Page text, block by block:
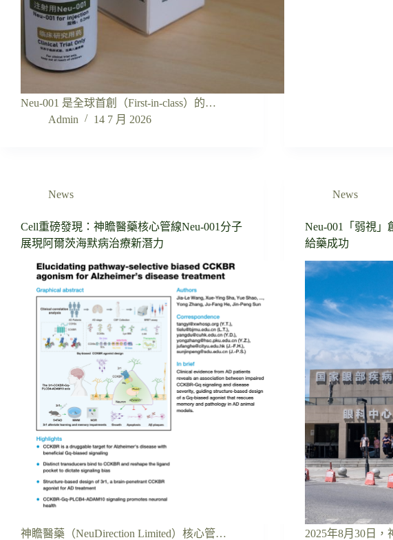
Neu-001 是全球首創（First-in-class）的…
Admin
14 7 月 2026
News
Cell重磅發現：神瞻醫藥核心管線Neu-001分子
展現阿爾茨海默病治療新潛力
神瞻醫藥（NeuDirection Limited）核心管…
News
Neu-001「弱視
給藥成功
2025年8月30日